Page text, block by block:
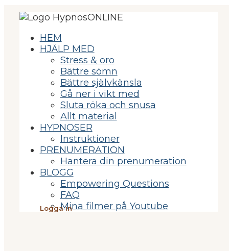
HEM
HJÄLP MED
Stress & oro
Bättre sömn
Bättre självkänsla
Gå ner i vikt med
Sluta röka och snusa
Allt material
HYPNOSER
Instruktioner
PRENUMERATION
Hantera din prenumeration
BLOGG
Empowering Questions
FAQ
Mina filmer på Youtube
Logga in